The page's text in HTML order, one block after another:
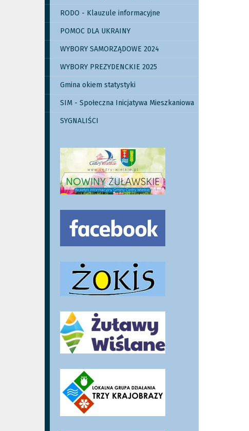
RODO - Klauzule informacyjne
POMOC DLA UKRAINY
WYBORY SAMORZĄDOWE 2024
WYBORY PREZYDENCKIE 2025
Gmina okiem statystyki
SIM - Społeczna Inicjatywa Mieszkaniowa
SYGNALIŚCI